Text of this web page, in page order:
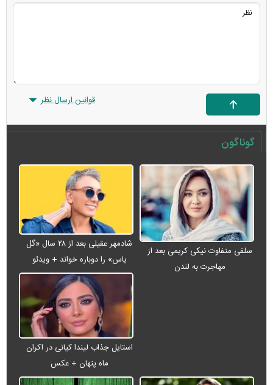
قوانین ارسال نظر
گوناگون
سلفی متفاوت نیکی کریمی بعد از
مهاجرت به لندن
شادمهر عقیلی بعد از ۲۸ سال «گل
یاس» را دوباره خواند + ویدئو
استایل جذاب لیندا کیانی در اکران
ماه پنهان + عکس